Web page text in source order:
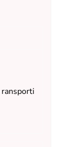
ransporti